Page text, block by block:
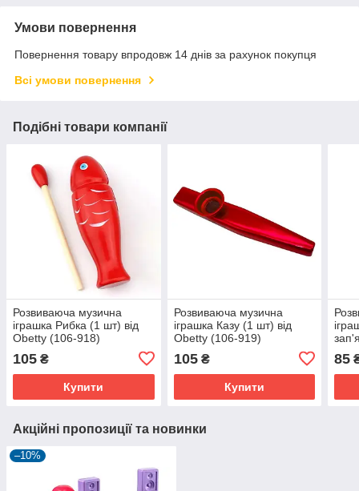
Умови повернення
Повернення товару впродовж 14 днів за рахунок покупця
Всі умови повернення
Подібні товари компанії
Розвиваюча музична
іграшка Рибка (1 шт) від
Obetty (106-918)
105 ₴
Купити
Розвиваюча музична
іграшка Казу (1 шт) від
Obetty (106-919)
105₴
Купити
85
Акційні пропозиції та новинки
–10%